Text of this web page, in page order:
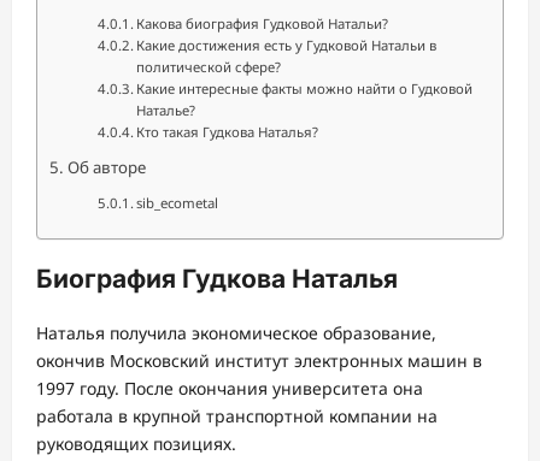
Какова биография Гудковой Натальи?
Какие достижения есть у Гудковой Натальи в
политической сфере?
Какие интересные факты можно найти о Гудковой
Наталье?
Кто такая Гудкова Наталья?
Об авторе
sib_ecometal
Биография Гудкова Наталья
Наталья получила экономическое образование,
окончив Московский институт электронных машин в
1997 году. После окончания университета она
работала в крупной транспортной компании на
руководящих позициях.